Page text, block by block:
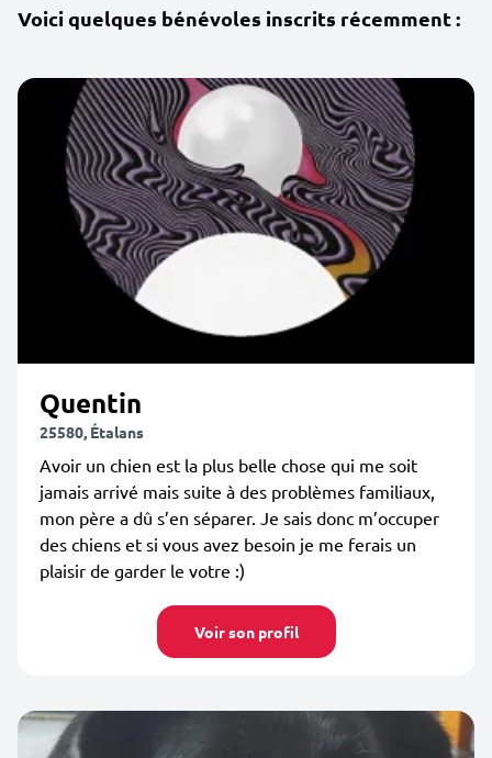
Voici quelques bénévoles inscrits récemment :
Quentin
25580, Étalans
Avoir un chien est la plus belle chose qui me soit
jamais arrivé mais suite à des problèmes familiaux,
mon père a dû s’en séparer. Je sais donc m’occuper
des chiens et si vous avez besoin je me ferais un
plaisir de garder le votre :)
Voir son profil